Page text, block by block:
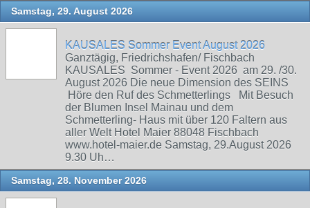
Samstag, 29. August 2026
KAUSALES Sommer Event August 2026
Ganztägig, Friedrichshafen/ Fischbach
KAUSALES Sommer - Event 2026 am 29. /30.
August 2026 Die neue Dimension des SEINS
Höre den Ruf des Schmetterlings Mit Besuch
der Blumen Insel Mainau und dem
Schmetterling- Haus mit über 120 Faltern aus
aller Welt Hotel Maier 88048 Fischbach
www.hotel-maier.de Samstag, 29.August 2026
9.30 Uh…
Samstag, 28. November 2026